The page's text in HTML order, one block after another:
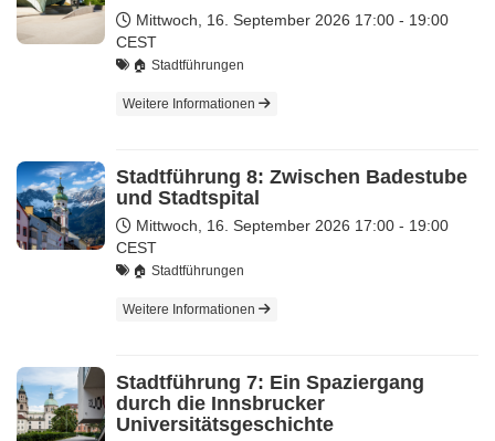
Mittwoch, 16. September 2026 17:00 - 19:00
CEST
🏠 Stadtführungen
Weitere Informationen
Stadtführung 8: Zwischen Badestube
und Stadtspital
Mittwoch, 16. September 2026 17:00 - 19:00
CEST
🏠 Stadtführungen
Weitere Informationen
Stadtführung 7: Ein Spaziergang
durch die Innsbrucker
Universitätsgeschichte